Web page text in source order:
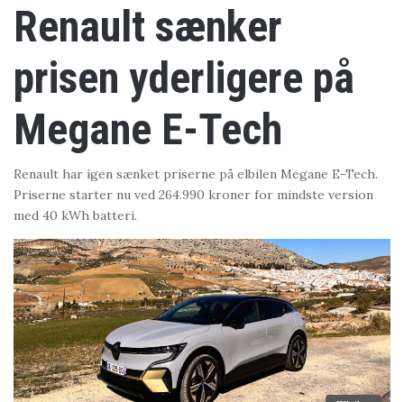
Renault sænker
prisen yderligere på
Megane E-Tech
Renault har igen sænket priserne på elbilen Megane E-Tech.
Priserne starter nu ved 264.990 kroner for mindste version
med 40 kWh batteri.